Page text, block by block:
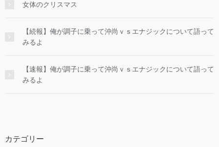
女体のクリスマス
【続報】俺が調子に乗って沖尚ｖｓエナジックについて語って
みるよ
【速報】俺が調子に乗って沖尚ｖｓエナジックについて語って
みるよ
カテゴリー